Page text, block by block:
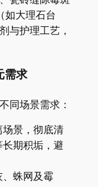
如大理石台
与护理工艺，
需求
同场景需求：
景，彻底清
期积垢，避
蛛网及霉